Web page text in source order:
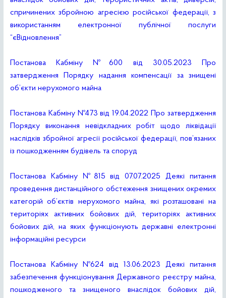
спричинених збройною агресією російської федерації, з
використанням електронної публічної послуги
“єВідновлення”
Постанова Кабміну №600 від 30.05.2023 Про
затвердження Порядку надання компенсації за знищені
об’єкти нерухомого майна
Постанова Кабміну Nº473 від 19.04.2022 Про затвердження
Порядку виконання невідкладних робіт щодо ліквідації
наслідків збройної агресії російської федерації, пов’язаних
із пошкодженням будівель та споруд
Постанова Кабміну №815 від 07.07.2025 Деякі питання
проведення дистанційного обстеження знищених окремих
категорій об’єктів нерухомого майна, які розташовані на
територіях активних бойових дій, територіях активних
бойових дій, на яких функціонують державні електронні
інформаційні ресурси
Постанова Кабміну Nº624 від 13.06.2023 Деякі питання
забезпечення функціонування Державного реєстру майна,
пошкодженого та знищеного внаслідок бойових дій,